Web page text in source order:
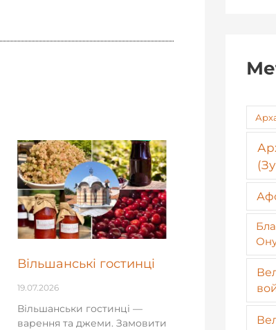
Вільшанські гостинці
19.07.2026
Вільшанськи гостинці —
варення та джеми. Замовити